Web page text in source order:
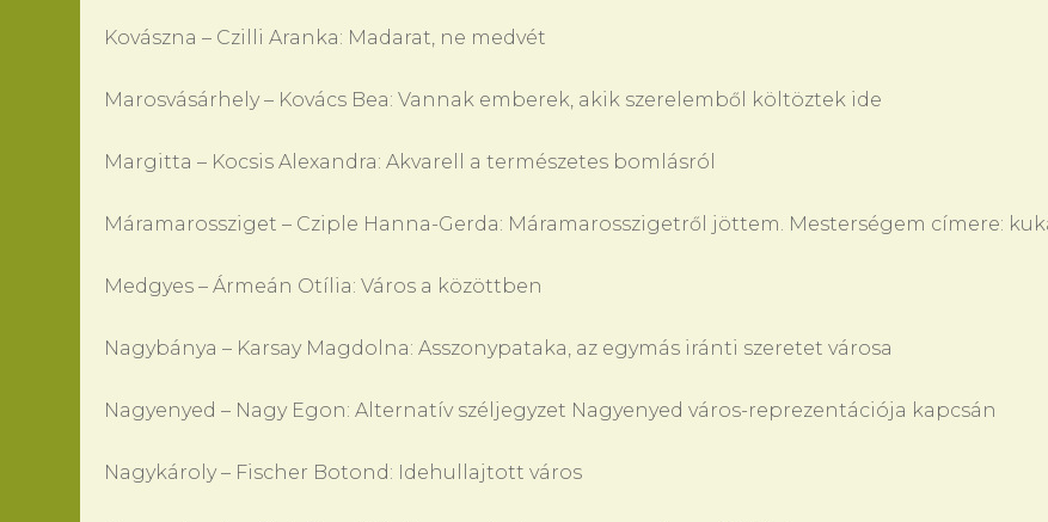
Kovászna – Czilli Aranka: Madarat, ne medvét
Marosvásárhely – Kovács Bea: Vannak emberek, akik szerelemből költöztek ide
Margitta – Kocsis Alexandra: Akvarell a természetes bomlásról
Máramarossziget – Cziple Hanna-Gerda: Máramarosszigetről jöttem. Mesterségem címere:
Medgyes – Ármeán Otília: Város a közöttben
Nagybánya – Karsay Magdolna: Asszonypataka, az egymás iránti szeretet városa
Nagyenyed – Nagy Egon: Alternatív széljegyzet Nagyenyed város-reprezentációja kapcsán
Nagykároly – Fischer Botond: Idehullajtott város